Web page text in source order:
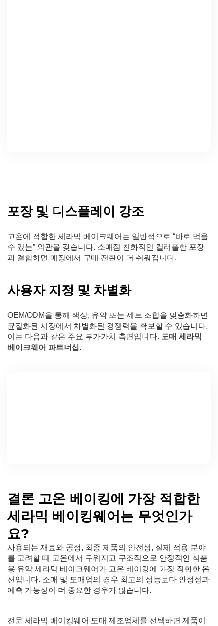
포장 및 디스플레이 강조
고온에 적합한 세라믹 베이크웨어는 일반적으로 “바로 먹을
수 있는” 외관을 갖습니다. 소매점 친화적인 컬러풀한 포장
과 결합하면 매장에서 구매 전환이 더 쉬워집니다.
사용자 지정 및 차별화
OEM/ODM을 통해 색상, 유약 또는 세트 조합을 맞춤화하면
균질화된 시장에서 차별화된 경쟁력을 확보할 수 있습니다.
이는 다음과 같은 주요 부가가치 측면입니다. 도매 세라믹
베이크웨어 파트너십 .
결론 고온 베이킹에 가장 적합한
세라믹 베이킹웨어는 무엇인가
요?
사용되는 재료와 공정, 최종 제품의 안전성, 실제 적용 분야
를 고려할 때 고온에서 구워지고 구조적으로 안정적인 식품
용 유약 세라믹 베이크웨어가 고온 베이킹에 가장 적합한 옵
션입니다. 소매 및 도매업의 경우 최고의 성능보다 안정성과
예측 가능성이 더 중요한 경우가 많습니다.
전문 세라믹 베이킹웨어 도매 제조업체를 선택하면 제품이